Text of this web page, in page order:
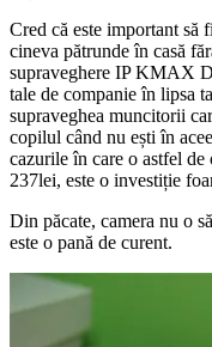
Cred că este important să
cineva pătrunde în casă
supraveghere IP KMAX
tale de companie în lipsa
supraveghea muncitorii
copilul când nu ești în
cazurile în care o astfel
237lei, este o investiție
Din păcate, camera nu o
este o pană de curent.